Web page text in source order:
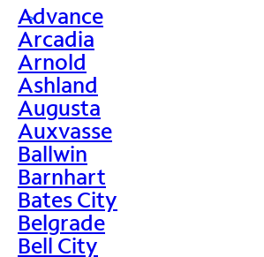
>
Advance
Arcadia
Arnold
Ashland
Augusta
Auxvasse
Ballwin
Barnhart
Bates City
Belgrade
Bell City